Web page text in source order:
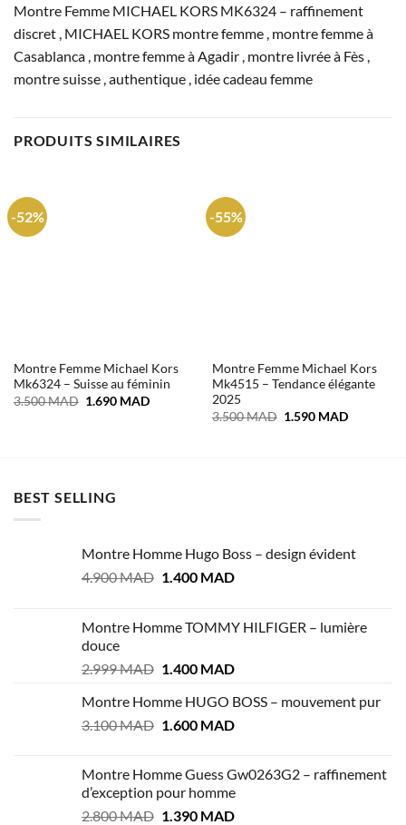
Montre Femme MICHAEL KORS MK6324 – raffinement
discret , MICHAEL KORS montre femme , montre femme à
Casablanca , montre femme à Agadir , montre livrée à Fès ,
montre suisse , authentique , idée cadeau femme
PRODUITS SIMILAIRES
-52%
Montre Femme Michael Kors
Mk6324 – Suisse au féminin
3.500MAD Le
1.690 MADLe
-55%
Montre Femme Michael Kors
Mk4515 – Tendance élégante
2025
3.500MAD Le
1.590 MADLe
BEST SELLING
Montre Homme Hugo Boss – design évident
4.900MAD Le
était :
1.400 MADLe
est :
Montre Homme TOMMY HILFIGER – lumière
douce
2.999MAD Le
initial
était :
1.400 MADLe
actuel
est :
Montre Homme HUGO BOSS – mouvement pur
3.100MAD Le
était :
3.100 MAD.
1.600 MADLe
est :
1.600 MAD.
Montre Homme Guess Gw0263G2 – raffinement
d’exception pour homme
2.800MAD Le
1.390 MADLe